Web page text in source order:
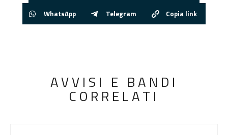
WhatsApp Telegram Copia link
AVVISI E BANDI
CORRELATI